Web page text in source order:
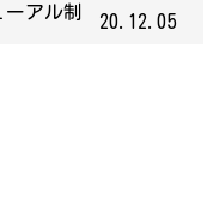
アル制
20.12.05